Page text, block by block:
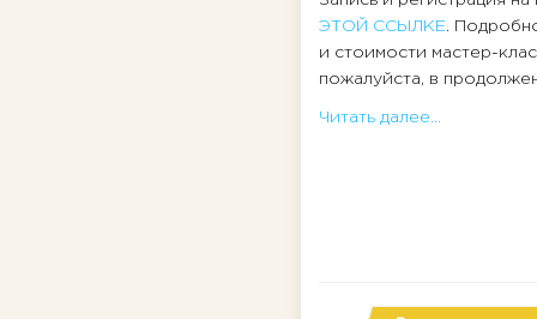
ЭТОЙ ССЫЛКЕ.
и стоимости мастер-
пожалуйста, в
Читать далее...